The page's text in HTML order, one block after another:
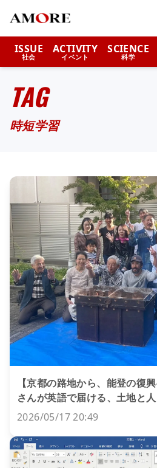
ISSUE
社会
ACTIVITY
イベント
SCIENCE
科学
TAG
時短学習
【京都の路地から、能登の復
さんが英語で届ける、土地と
2026/05/17 20:49